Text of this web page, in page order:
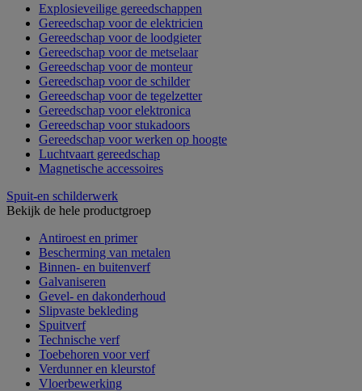
Explosieveilige gereedschappen
Gereedschap voor de elektricien
Gereedschap voor de loodgieter
Gereedschap voor de metselaar
Gereedschap voor de monteur
Gereedschap voor de schilder
Gereedschap voor de tegelzetter
Gereedschap voor elektronica
Gereedschap voor stukadoors
Gereedschap voor werken op hoogte
Luchtvaart gereedschap
Magnetische accessoires
Spuit-en schilderwerk
Bekijk de hele productgroep
Antiroest en primer
Bescherming van metalen
Binnen- en buitenverf
Galvaniseren
Gevel- en dakonderhoud
Slipvaste bekleding
Spuitverf
Technische verf
Toebehoren voor verf
Verdunner en kleurstof
Vloerbewerking